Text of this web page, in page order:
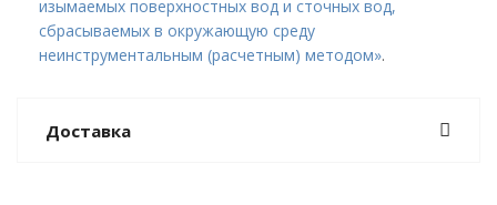
изымаемых поверхностных вод и сточных вод,
сбрасываемых в окружающую среду
неинструментальным (расчетным) методом».
Доставка